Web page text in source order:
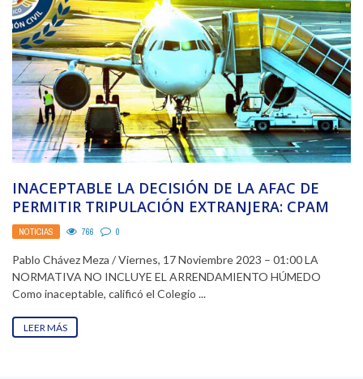
INACEPTABLE LA DECISIÓN DE LA AFAC DE
PERMITIR TRIPULACIÓN EXTRANJERA: CPAM
NOTICIAS 766 0
Pablo Chávez Meza / Viernes, 17 Noviembre 2023 – 01:00 LA
NORMATIVA NO INCLUYE EL ARRENDAMIENTO HÚMEDO
Como inaceptable, calificó el Colegio ...
LEER MÁS